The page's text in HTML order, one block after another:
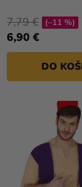
6,90 €
7,79 € (–11 %)
DO